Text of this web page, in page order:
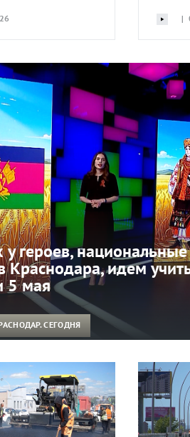
|
у героев,
Краснодара, идем
5 мая
СЕГОДНЯ